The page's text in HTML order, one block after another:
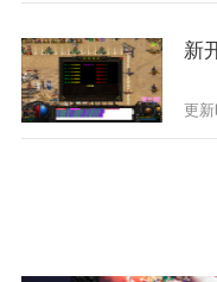
新
更